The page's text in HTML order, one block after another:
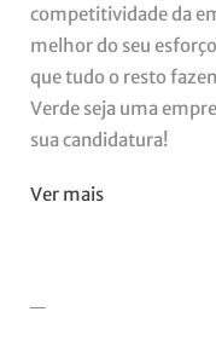
competitividade da
melhor do seu
que tudo o resto
Verde seja uma
sua candidatura!
Ver mais